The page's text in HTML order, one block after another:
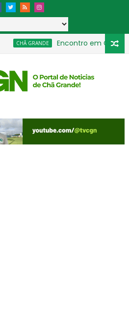
CHÃ GRANDE Encontro em Chã